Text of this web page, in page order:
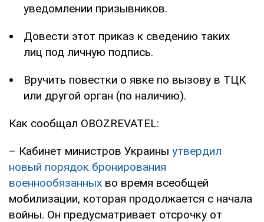
уведомлении призывников.
Довести этот приказ к сведению таких
лиц под личную подпись.
Вручить повестки о явке по вызову в ТЦК
или другой орган (по наличию).
Как сообщал OBOZREVATEL:
– Кабинет министров Украины утвердил
новый порядок бронирования
военнообязанных во время всеобщей
мобилизации, которая продолжается с начала
войны. Он предусматривает отсрочку от